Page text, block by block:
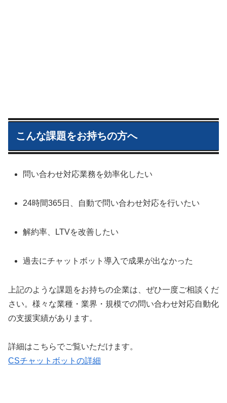
こんな課題をお持ちの方へ
問い合わせ対応業務を効率化したい
24時間365日、自動で問い合わせ対応を行いたい
解約率、LTVを改善したい
過去にチャットボット導入で成果が出なかった
上記のような課題をお持ちの企業は、ぜひ一度ご相談くだ
さい。様々な業種・業界・規模での問い合わせ対応自動化
の支援実績があります。
詳細はこちらでご覧いただけます。
CSチャットボットの詳細